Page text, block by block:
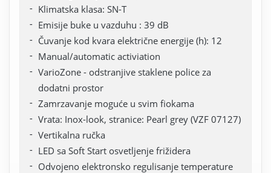
Klimatska klasa: SN-T
Emisije buke u vazduhu : 39 dB
Čuvanje kod kvara električne energije (h): 12
Manual/automatic activiation
VarioZone - odstranjive staklene police za
dodatni prostor
Zamrzavanje moguće u svim fiokama
Vrata: Inox-look, stranice: Pearl grey (VZF 07127)
Vertikalna ručka
LED sa Soft Start osvetljenje frižidera
Odvojeno elektronsko regulisanje temperature